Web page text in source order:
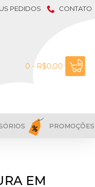
PEDIDOS CONTATO
0 - R$0,00
PROMOÇÕES
EM